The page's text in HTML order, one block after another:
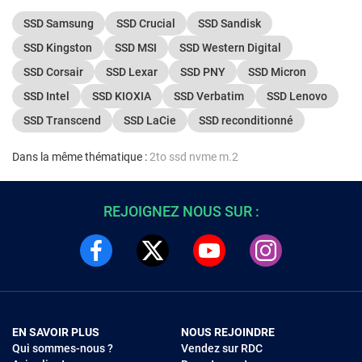
SSD Samsung SSD Crucial
SSD Sandisk
SSD Kingston
SSD MSI
SSD Western Digital
SSD Corsair
SSD Lexar SSD PNY
SSD Micron
SSD Intel
SSD KIOXIA SSD Verbatim
SSD Lenovo
SSD Transcend
SSD LaCie SSD reconditionné
Dans la même thématique :2to ssd nvme m.2
REJOIGNEZ NOUS SUR :
EN SAVOIR PLUS
Qui sommes-nous ?
NOUS REJOINDRE
Vendez sur RDC